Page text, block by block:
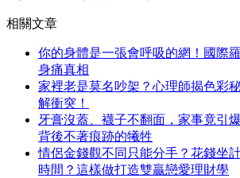
相關文章
你的身體是一張會呼吸的網！國際
身痛真相
家裡老是莫名吵架？心理師揭色彩
解衝突！
牙膏沒蓋、襪子不翻面，家事竟引
背後不著痕跡的犧牲
情侶金錢觀不同只能分手？花錢坐
時間？這樣做打造雙贏戀愛理財學